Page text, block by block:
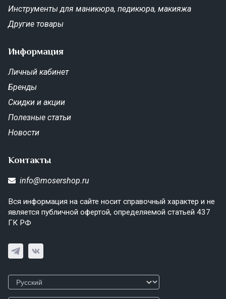
Инструменты для маникюра, педикюра, макияжа
Другие товары
Информация
Личный кабинет
Бренды
Скидки и акции
Полезные статьи
Новости
Контакты
info@mosershop.ru
Вся информация на сайте носит справочный характер и не
является публичной офертой, определяемой статьей 437
ГК РФ